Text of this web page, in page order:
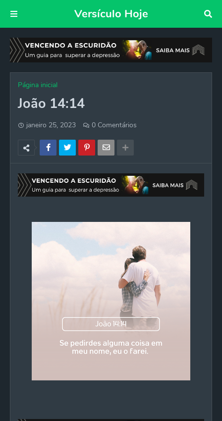
Versículo Hoje
Página inicial
João 14:14
janeiro 25, 2023 0 Comentários